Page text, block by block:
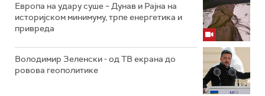
Европа на удару суше – Дунав и Рајна на
историјском минимуму, трпе енергетика и
привреда
Володимир Зеленски - од ТВ екрана до
ровова геополитике